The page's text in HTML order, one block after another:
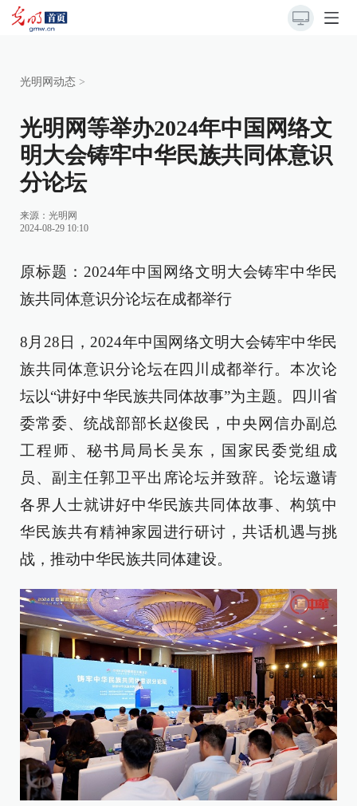
光明网动态 >
光明网等举办2024年中国网络文
明大会铸牢中华民族共同体意识
分论坛
来源： 光明网
2024-08-29 10:10
原标题：2024年中国网络文明大会铸牢中华民
族共同体意识分论坛在成都举行
8月28日，2024年中国网络文明大会铸牢中华民
族共同体意识分论坛在四川成都举行。本次论
坛以“讲好中华民族共同体故事”为主题。四川省
委常委、统战部部长赵俊民，中央网信办副总
工程师、秘书局局长吴东，国家民委党组成
员、副主任郭卫平出席论坛并致辞。论坛邀请
各界人士就讲好中华民族共同体故事、构筑中
华民族共有精神家园进行研讨，共话机遇与挑
战，推动中华民族共同体建设。